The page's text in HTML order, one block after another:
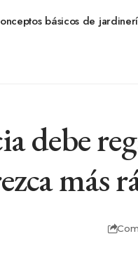
básicos de
debe
más